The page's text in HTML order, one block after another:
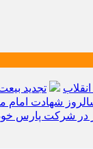
تجدید
شهادت امام
در شرکت پارس